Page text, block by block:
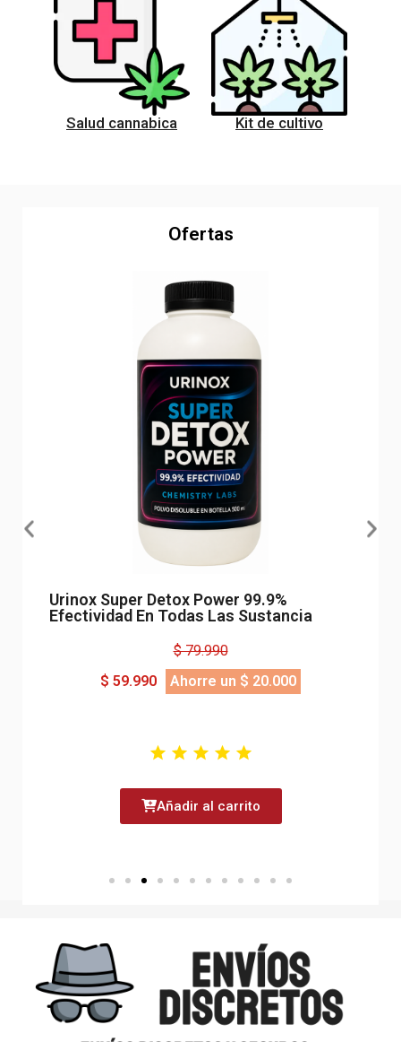
Salud cannabica Kit de cultivo
Ofertas
Urinox Super Detox Power 99.9%
Efectividad En Todas Las Sustancia
$ 79.990
$ 59.990
Ahorre un $ 20.000
Añadir al carrito